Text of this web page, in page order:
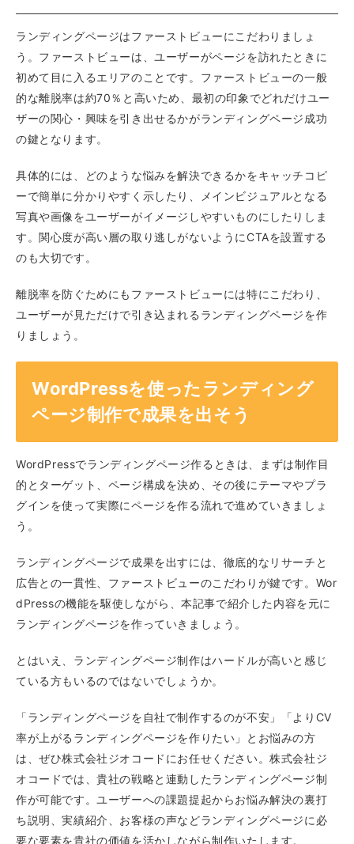
ランディングページはファーストビューにこだわりましょ
う。ファーストビューは、ユーザーがページを訪れたときに
初めて目に入るエリアのことです。ファーストビューの一般
的な離脱率は約70％と高いため、最初の印象でどれだけユー
ザーの関心・興味を引き出せるかがランディングページ成功
の鍵となります。
具体的には、どのような悩みを解決できるかをキャッチコピ
ーで簡単に分かりやすく示したり、メインビジュアルとなる
写真や画像をユーザーがイメージしやすいものにしたりしま
す。関心度が高い層の取り逃しがないようにCTAを設置する
のも大切です。
離脱率を防ぐためにもファーストビューには特にこだわり、
ユーザーが見ただけで引き込まれるランディングページを作
りましょう。
WordPressを使ったランディング
ページ制作で成果を出そう
WordPressでランディングページ作るときは、まずは制作目
的とターゲット、ページ構成を決め、その後にテーマやプラ
グインを使って実際にページを作る流れで進めていきましょ
う。
ランディングページで成果を出すには、徹底的なリサーチと
広告との一貫性、ファーストビューのこだわりが鍵です。Wor
dPressの機能を駆使しながら、本記事で紹介した内容を元に
ランディングページを作っていきましょう。
とはいえ、ランディングページ制作はハードルが高いと感じ
ている方もいるのではないでしょうか。
「ランディングページを自社で制作するのが不安」「よりCV
率が上がるランディングページを作りたい」とお悩みの方
は、ぜひ株式会社ジオコードにお任せください。株式会社ジ
オコードでは、貴社の戦略と連動したランディングページ制
作が可能です。ユーザーへの課題提起からお悩み解決の裏打
ち説明、実績紹介、お客様の声などランディングページに必
要な要素を貴社の価値を活かしながら制作いたします。